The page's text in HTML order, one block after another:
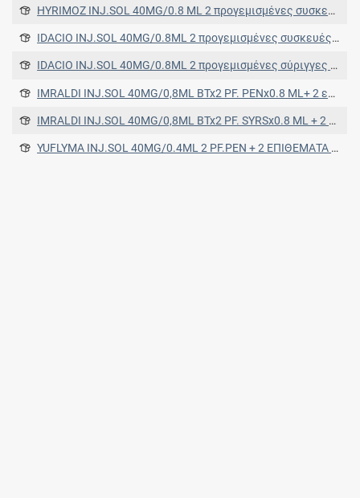
HYRIMOZ INJ.SOL 40MG/0.8 ML 2 προγεμισμένες συσκεύες τύπου πένας x 0.8 ML
IDACIO INJ.SOL 40MG/0.8ML 2 προγεμισμένες συσκευές τύπου πένας + 2 επιθέματα αλκοόλης
IDACIO INJ.SOL 40MG/0.8ML 2 προγεμισμένες σύριγγες + 2 επιθέματα αλκοόλης
IMRALDI INJ.SOL 40MG/0,8ML BTx2 PF. PENx0.8 ML+ 2 επιθέματα αλκοόλης
IMRALDI INJ.SOL 40MG/0,8ML BTx2 PF. SYRSx0.8 ML + 2 επιθέματα αλκοόλης
YUFLYMA INJ.SOL 40MG/0.4ML 2 PF.PEN + 2 ΕΠΙΘΕΜΑΤΑ ΑΛΚΟΟΛΗΣ